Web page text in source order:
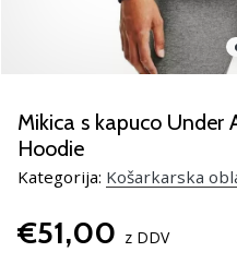
kot
brend
ambasador/ka.
Mikica s kapuco Under
Hoodie
Kategorija: Košarkarska
€51,00 z DDV